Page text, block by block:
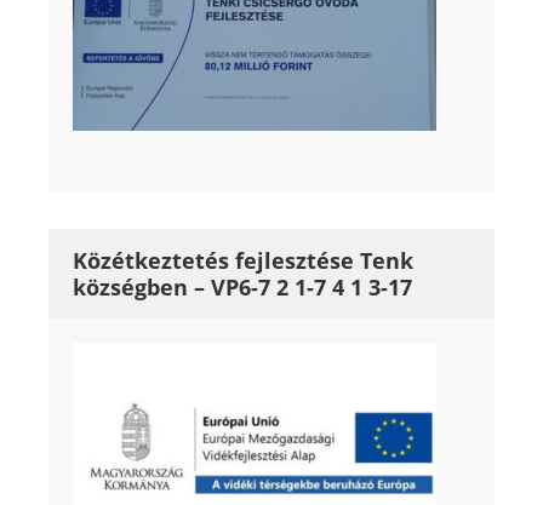
Közétkeztetés fejlesztése Tenk
községben – VP6-7 2 1-7 4 1 3-17